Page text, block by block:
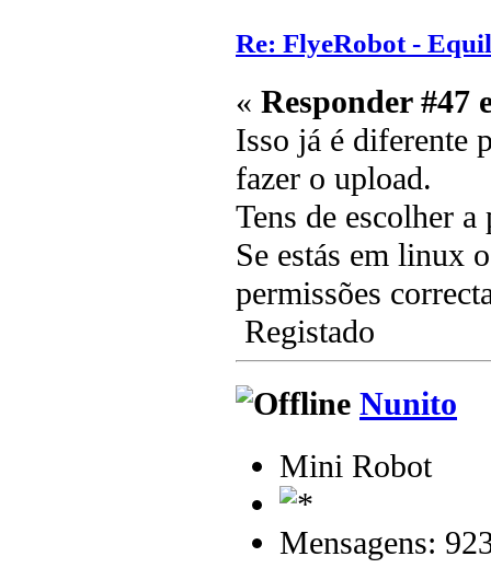
Re: FlyeRobot -
« Responder #47
Isso já é diferente
fazer o upload.
Tens de escolher
Se estás em linux
permissões
Registado
Nunito
Mini Robot
Mensagens: